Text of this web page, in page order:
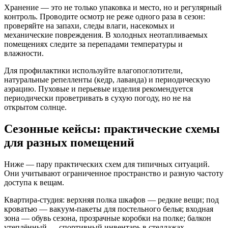
Хранение — это не только упаковка и место, но и регулярный
контроль. Проводите осмотр не реже одного раза в сезон:
проверяйте на запахи, следы влаги, насекомых и
механические повреждения. В холодных неотапливаемых
помещениях следите за перепадами температуры и
влажности.
Для профилактики используйте влагопоглотители,
натуральные репелленты (кедр, лаванда) и периодическую
аэрацию. Пуховые и перьевые изделия рекомендуется
периодически проветривать в сухую погоду, но не на
открытом солнце.
Сезонные кейсы: практические схемы
для разных помещений
Ниже — пару практических схем для типичных ситуаций.
Они учитывают ограниченное пространство и разную частоту
доступа к вещам.
Квартира-студия: верхняя полка шкафов — редкие вещи; под
кроватью — вакуум-пакеты для постельного белья; входная
зона — обувь сезона, прозрачные коробки на полке; балкон